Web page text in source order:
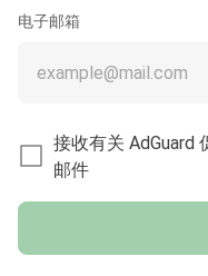
电子邮箱
接收有关 AdGuard
邮件